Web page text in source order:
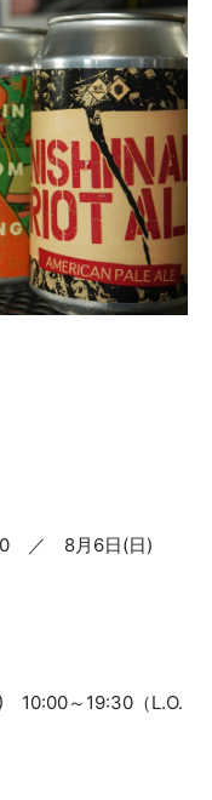
／ 8月6日(日)
10:00～19:30（L.O.